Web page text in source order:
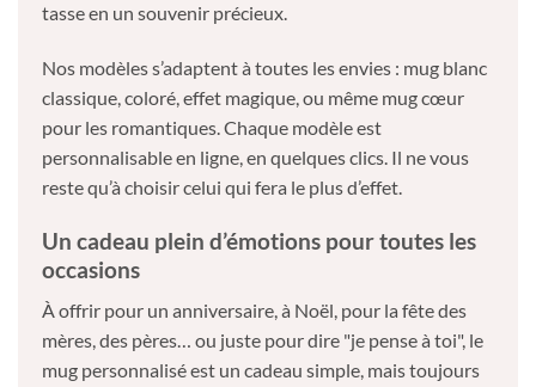
tasse en un souvenir précieux.
Nos modèles s’adaptent à toutes les envies : mug blanc
classique, coloré, effet magique, ou même mug cœur
pour les romantiques. Chaque modèle est
personnalisable en ligne, en quelques clics. Il ne vous
reste qu’à choisir celui qui fera le plus d’effet.
Un cadeau plein d’émotions pour toutes les
occasions
À offrir pour un anniversaire, à Noël, pour la fête des
mères, des pères… ou juste pour dire "je pense à toi", le
mug personnalisé est un cadeau simple, mais toujours